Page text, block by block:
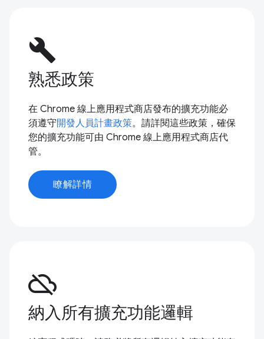
build
熟悉政策
在 Chrome 線上應用程式商店發布的擴充功能必
須遵守開發人員計畫政策。請詳閱這些政策，確保
您的擴充功能可由 Chrome 線上應用程式商店代
管。
瞭解詳情
cloud_off
納入所有擴充功能邏輯